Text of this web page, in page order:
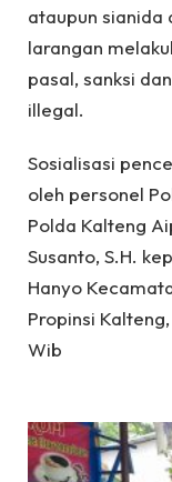
ataupun sianida
larangan
pasal, sanksi
illegal.
Sosialisasi
oleh personel
Polda Kalteng
Susanto, S.H.
Hanyo
Propinsi
Wib